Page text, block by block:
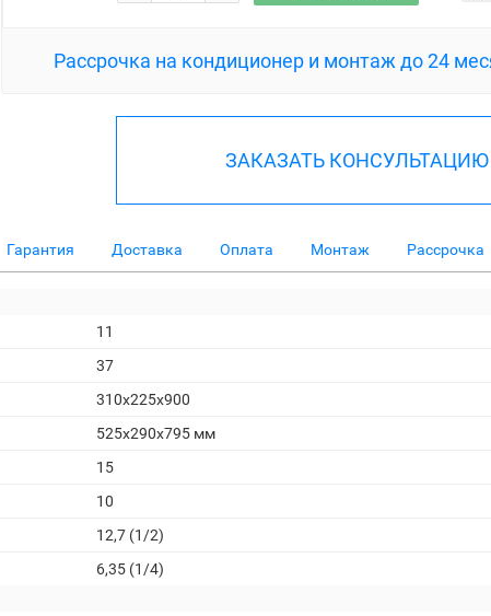
Рассрочка на кондиционер и монтаж до 24
ЗАКАЗАТЬ КОНСУЛЬТАЦИЮ
Гарантия Доставка Оплата Монтаж Рассрочка
11
37
310x225x900
525x290x795 мм
15
10
12,7 (1/2)
6,35 (1/4)